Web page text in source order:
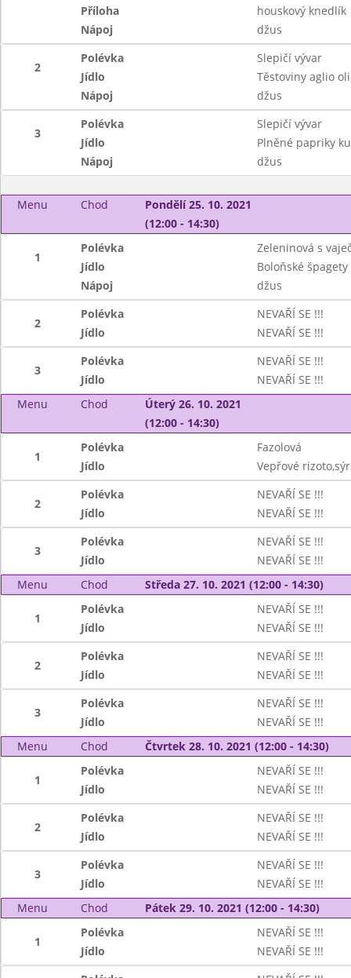
Příloha
houskový knedlík
Nápoj
džus
2
Polévka
Slepičí vývar
Jídlo
Těstoviny aglio
Nápoj
džus
3
Polévka
Slepičí vývar
Jídlo
Plněné papriky
Nápoj
džus
Menu Chod
Pondělí 25. 10. 2021
(12:00 - 14:30)
1
Polévka
Zeleninová s
Jídlo
Boloňské špagety
Nápoj
džus
2
Polévka
NEVAŘÍ SE !!!
Jídlo
NEVAŘÍ SE !!!
3
Polévka
NEVAŘÍ SE !!!
Jídlo
NEVAŘÍ SE !!!
Menu
Chod
Úterý 26. 10. 2021
(12:00 - 14:30)
1
Polévka
Fazolová
Jídlo
Vepřové rizoto,sýr
2
Polévka
NEVAŘÍ SE !!!
Jídlo
NEVAŘÍ SE !!!
3
Polévka
NEVAŘÍ SE !!!
Jídlo
NEVAŘÍ SE !!!
Menu
Chod Středa 27. 10. 2021 (12:00 - 14:30)
1
Polévka
NEVAŘÍ SE !!!
Jídlo
NEVAŘÍ SE !!!
2
Polévka
NEVAŘÍ SE !!!
Jídlo
NEVAŘÍ SE !!!
3
Polévka
NEVAŘÍ SE !!!
Jídlo
NEVAŘÍ SE !!!
Menu
Chod Čtvrtek 28. 10. 2021 (12:00 - 14:30)
1
Polévka
NEVAŘÍ SE !!!
Jídlo
NEVAŘÍ SE !!!
2
Polévka
NEVAŘÍ SE !!!
Jídlo
NEVAŘÍ SE !!!
3
Polévka
NEVAŘÍ SE !!!
Jídlo
NEVAŘÍ SE !!!
Menu
Chod Pátek 29. 10. 2021 (12:00 - 14:30)
1
Polévka
NEVAŘÍ SE !!!
Jídlo
NEVAŘÍ SE !!!